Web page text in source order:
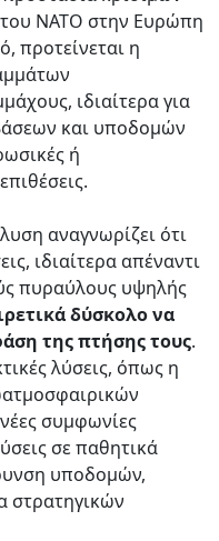
NATO στην Ευρώπη
προτείνεται η
ιδιαίτερα για
και υποδομών
ή
αναγνωρίζει ότι
ιδιαίτερα απέναντι
πυραύλους υψηλής
δύσκολο να
της πτήσης τους.
λύσεις, όπως η
συμφωνίες
σε παθητικά
υποδομών,
στρατηγικών